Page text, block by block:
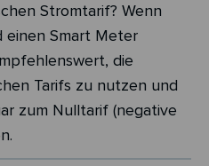
Stromtarif? Wenn
einen Smart Meter
die
Tarifs zu nutzen und
zum Nulltarif (negative